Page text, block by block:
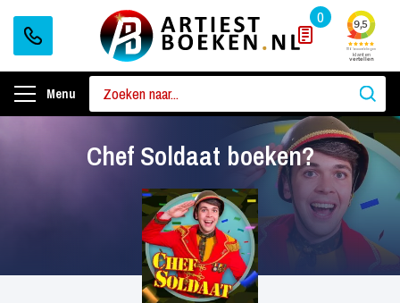
0
Menu
Chef Soldaat boeken?